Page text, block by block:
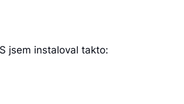
jsem instaloval takto: